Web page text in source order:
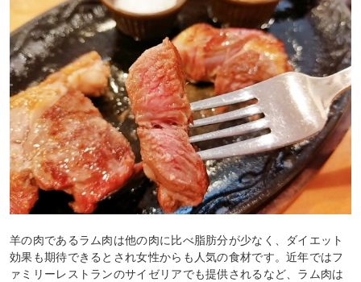
羊の肉であるラム肉は他の肉に比べ脂肪分が少なく、ダイエット
効果も期待できるとされ女性からも人気の食材です。近年ではフ
ァミリーレストランのサイゼリアでも提供されるなど、ラム肉は